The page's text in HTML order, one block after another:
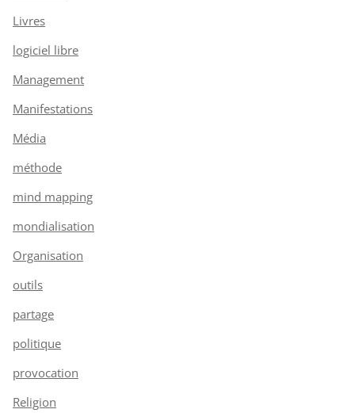
Livres
logiciel libre
Management
Manifestations
Média
méthode
mind mapping
mondialisation
Organisation
outils
partage
politique
provocation
Religion